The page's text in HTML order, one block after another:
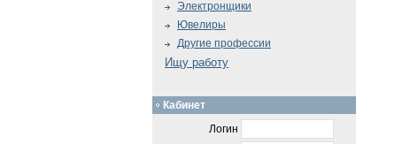
Электронщики
Ювелиры
Другие профессии
Ищу работу
Кабинет
Логин